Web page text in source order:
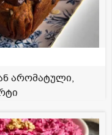
არომატული,